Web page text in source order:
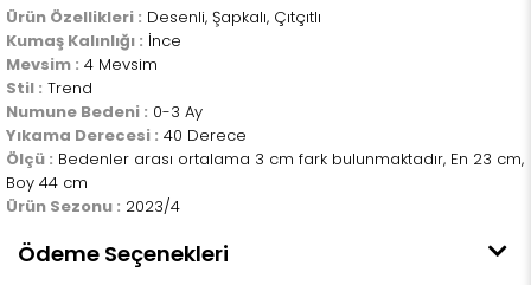
Ürün Özellikleri : Desenli, Şapkalı, Çıtçıtlı
Kumaş Kalınlığı : İnce
Mevsim : 4 Mevsim
Stil : Trend
Numune Bedeni : 0-3 Ay
Yıkama Derecesi : 40 Derece
Ölçü : Bedenler arası ortalama 3 cm fark bulunmaktadır, En 23 cm,
Boy 44 cm
Ürün Sezonu : 2023/4
Ödeme Seçenekleri